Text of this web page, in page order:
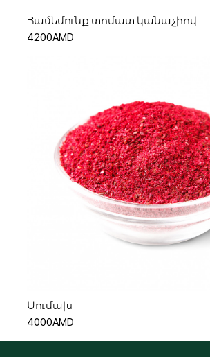
Համեմունք տոմատ կանաչիով
4200AMD
Սումախ
4000AMD
Ավելացնել զամբյուղ